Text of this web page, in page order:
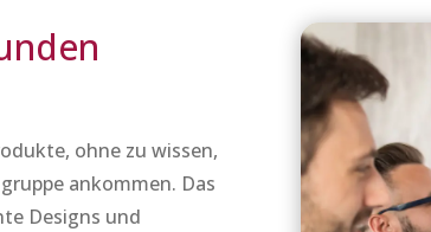
ohne zu wissen,
ankommen. Das
Designs und